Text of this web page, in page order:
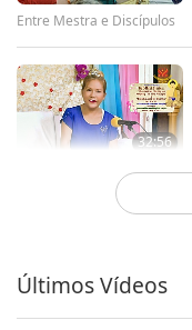
Entre Mestra e Discípulos
32:56
Entre Mestra e Discípulos
36:31
Últimos Vídeos